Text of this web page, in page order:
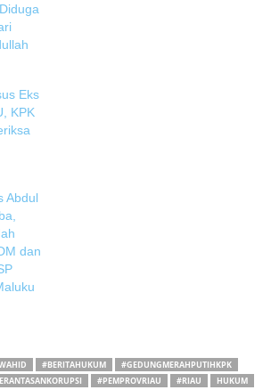
Eks
KPK
Abdul
dan
#BERITAHUKUM
#GEDUNGMERAHPUTIHKPK
#PEMPROVRIAU #RIAU
HUKUM